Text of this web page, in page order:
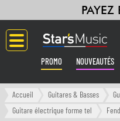
PROMO NOUVEAUTÉS
Langue
Accueil Guitares & Basses
Guitare électrique forme tel